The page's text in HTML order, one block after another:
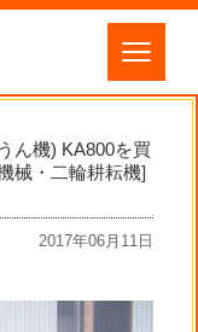
ん機) KA800を買
械・二輪耕耘機]
2017年06月11日